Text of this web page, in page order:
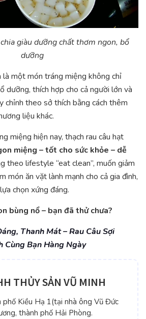
giàu dưỡng chất thơm ngon, bổ
dưỡng
là một món tráng miệng không chỉ
dưỡng, thích hợp cho cả người lớn và
chỉnh theo sở thích bằng cách thêm
liệu khác.
miệng hiện nay, thạch rau câu hạt
miệng – tốt cho sức khỏe – dễ
theo lifestyle “eat clean”, muốn giảm
món ăn vặt lành mạnh cho cả gia đình,
chọn xứng đáng.
bùng nổ – bạn đã thử chưa?
Thanh Mát – Rau Câu Sợi
Cùng Bạn Hàng Ngày
THỦY SẢN VŨ MINH
phố Kiều Hạ 1(tại nhà ông Vũ Đức
thành phố Hải Phòng.